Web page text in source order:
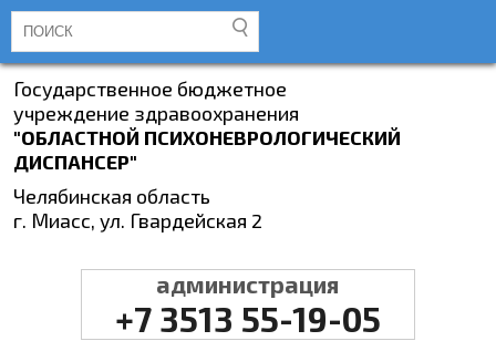
Государственное бюджетное
учреждение здравоохранения
"ОБЛАСТНОЙ ПСИХОНЕВРОЛОГИЧЕСКИЙ
ДИСПАНСЕР"
Челябинская область
г. Миасс, ул. Гвардейская 2
администрация
+7 3513 55-19-05